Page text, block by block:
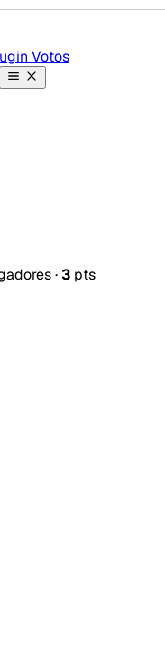
Votos
·3 pts